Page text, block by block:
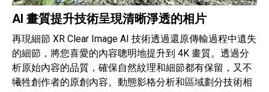
AI 畫質提升技術呈現清晰淨透的相片
再現細節 XR Clear Image AI 技術透過還原傳輸過程中遺失
的細節，將您喜愛的內容聰明地提升到 4K 畫質。透過分
析原始內容的品質，確保自然紋理和細節都有保留，又不
犧牲創作者的原創內容。動態影格分析和區域劃分技術相